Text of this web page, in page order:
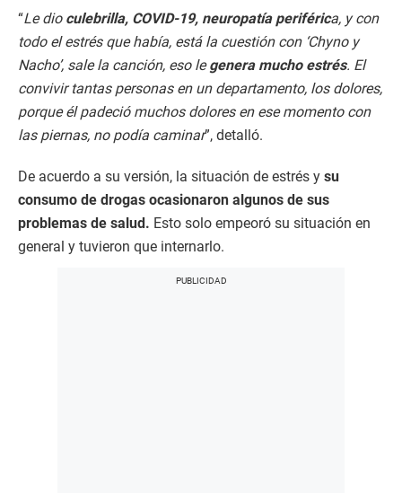
“Le dio culebrilla, COVID-19, neuropatía periférica, y con
todo el estrés que había, está la cuestión con ‘Chyno y
Nacho’, sale la canción, eso legenera mucho estrés. El
convivir tantas personas en un departamento, los dolores,
porque él padeció muchos dolores en ese momento con
las piernas, no podía caminar”, detalló.
De acuerdo a su versión, la situación de estrés y su
consumo de drogas ocasionaron algunos de sus
problemas de salud. Esto solo empeoró su situación en
general y tuvieron que internarlo.